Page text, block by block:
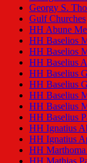
Georgy S.
Gulf Churches
HH Abune
HH Baselios
HH Baselios
HH Baselius
HH Baselius
HH Baselius
HH Baselius
HH Baselius
HH Baselius
HH Ignatius
HH Ignatius
HH
HH Mathias